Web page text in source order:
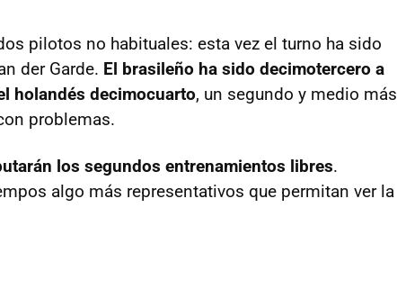
pilotos no habituales: esta vez el turno ha sido
der Garde. El brasileño ha sido decimotercero a
holandés decimocuarto, un segundo y medio más
problemas.
los segundos entrenamientos libres.
algo más representativos que permitan ver la